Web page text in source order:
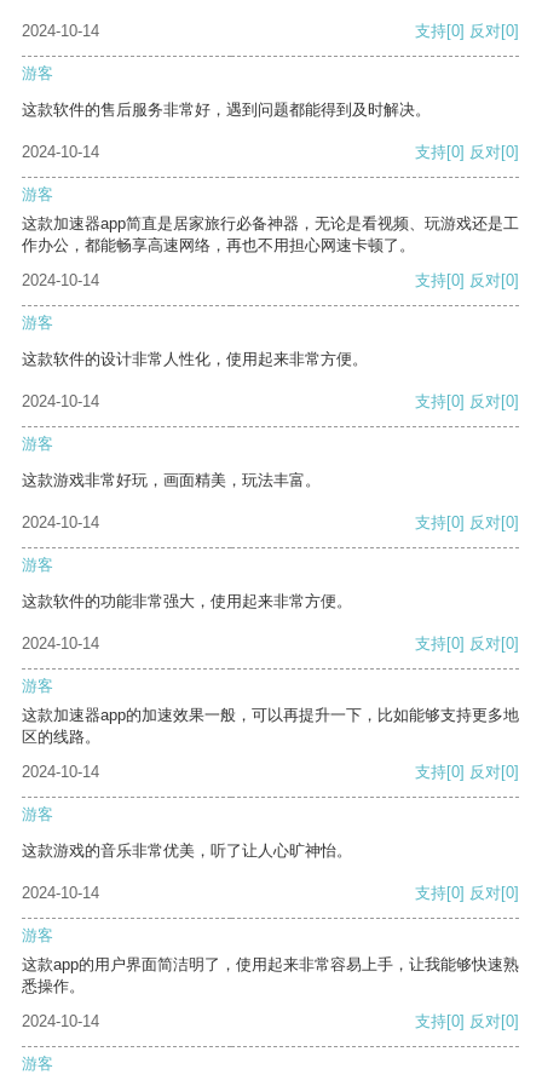
2024-10-14 支持[0] 反对[0]
游客
这款软件的售后服务非常好，遇到问题都能得到及时解决。
2024-10-14 支持[0] 反对[0]
游客
这款加速器app简直是居家旅行必备神器，无论是看视频、玩游戏还是工
作办公，都能畅享高速网络，再也不用担心网速卡顿了。
2024-10-14
支持[0] 反对[0]
游客
这款软件的设计非常人性化，使用起来非常方便。
2024-10-14 支持[0] 反对[0]
游客
这款游戏非常好玩，画面精美，玩法丰富。
2024-10-14 支持[0] 反对[0]
游客
这款软件的功能非常强大，使用起来非常方便。
2024-10-14 支持[0] 反对[0]
游客
这款加速器app的加速效果一般，可以再提升一下，比如能够支持更多地
区的线路。
2024-10-14
支持[0] 反对[0]
游客
这款游戏的音乐非常优美，听了让人心旷神怡。
2024-10-14 支持[0] 反对[0]
游客
这款app的用户界面简洁明了，使用起来非常容易上手，让我能够快速熟
悉操作。
2024-10-14
支持[0] 反对[0]
游客